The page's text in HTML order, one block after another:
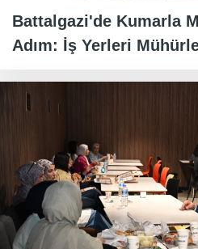
Battalgazi'de Kumarla
Adım: İş Yerleri